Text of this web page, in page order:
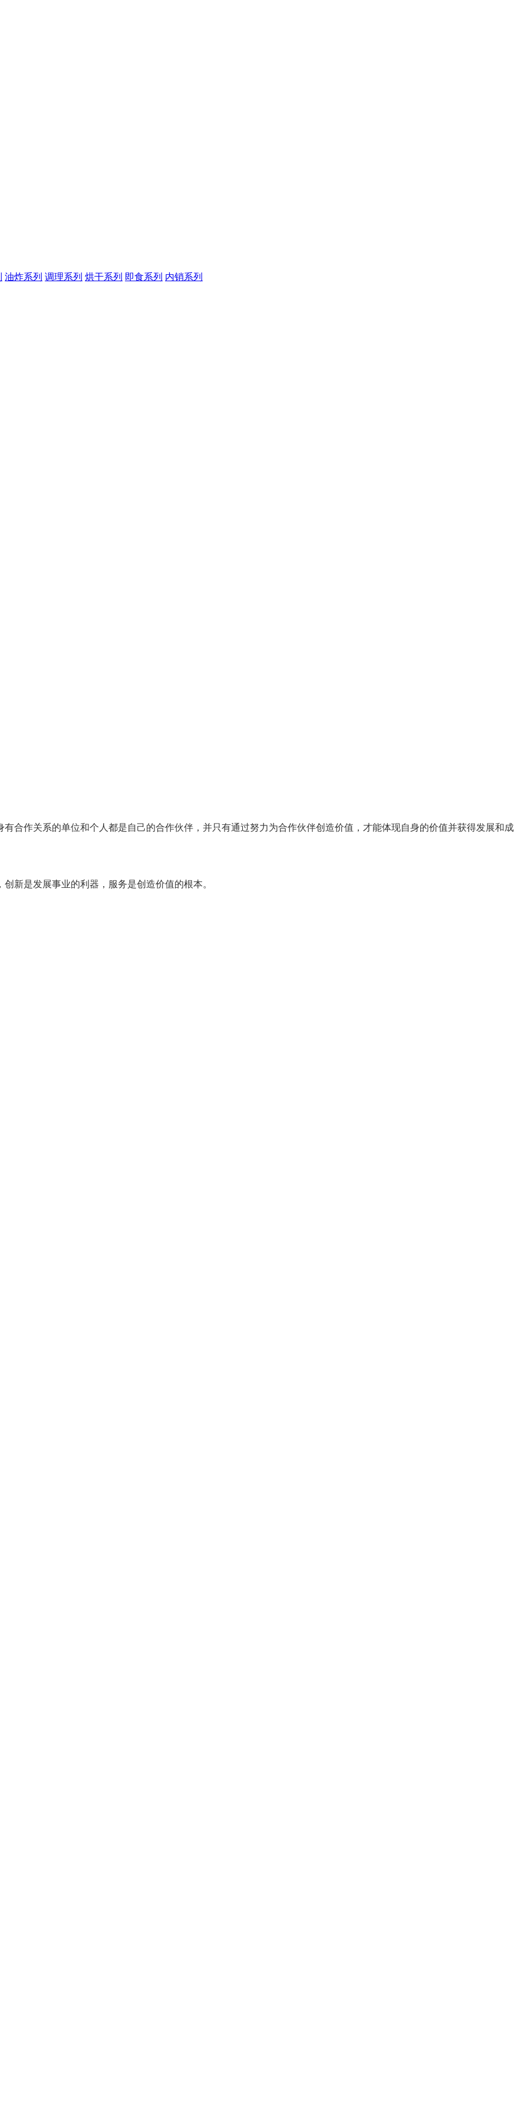
油炸系列 调理系列 烘干系列 即食系列 内销系列
合作关系的单位和个人都是自己的合作伙伴，并只有通过努力为合作伙伴创造价值，才能体现自身的价值并获得发展和成
新是发展事业的利器，服务是创造价值的根本。